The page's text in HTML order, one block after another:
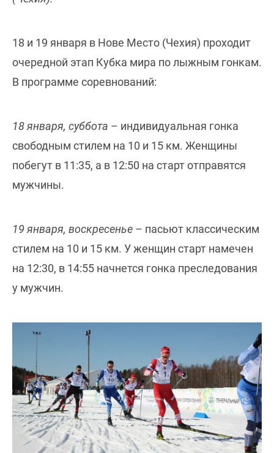
18 и 19 января в Нове Место (Чехия) проходит
очередной этап Кубка мира по лыжным гонкам.
В программе соревнований:
18 января, суббота – индивидуальная гонка
свободным стилем на 10 и 15 км. Женщины
побегут в 11:35, а в 12:50 на старт отправятся
мужчины.
19 января, воскресенье – пасьют классическим
стилем на 10 и 15 км. У женщин старт намечен
на 12:30, в 14:55 начнется гонка преследования
у мужчин.